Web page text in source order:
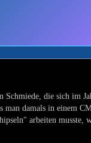
Schmiede, die sich im
man damals in einem
arbeiten musste,